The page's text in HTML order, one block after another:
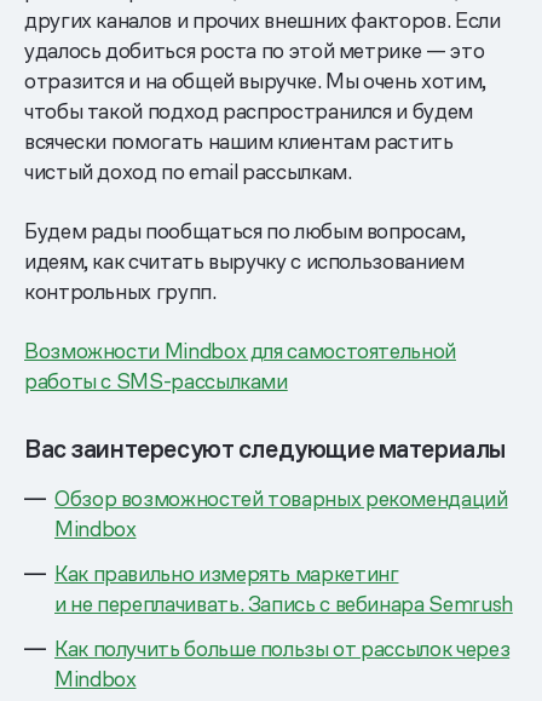
других каналов и прочих внешних факторов. Если
удалось добиться роста по этой метрике — это
отразится и на общей выручке. Мы очень хотим,
чтобы такой подход распространился и будем
всячески помогать нашим клиентам растить
чистый доход по email рассылкам.
Будем рады пообщаться по любым вопросам,
идеям, как считать выручку с использованием
контрольных групп.
Возможности Mindbox для самостоятельной
работы с SMS-рассылками
Вас заинтересуют следующие материалы
Обзор возможностей товарных рекомендаций
Mindbox
Как правильно измерять маркетинг
и не переплачивать. Запись с вебинара Semrush
Как получить больше пользы от рассылок через
Mindbox